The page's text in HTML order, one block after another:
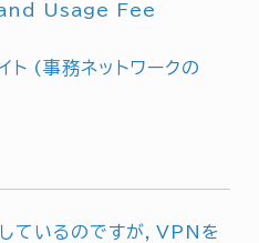
Usage Fee
ト (事務ネットワークの
いるのですが，VPNを